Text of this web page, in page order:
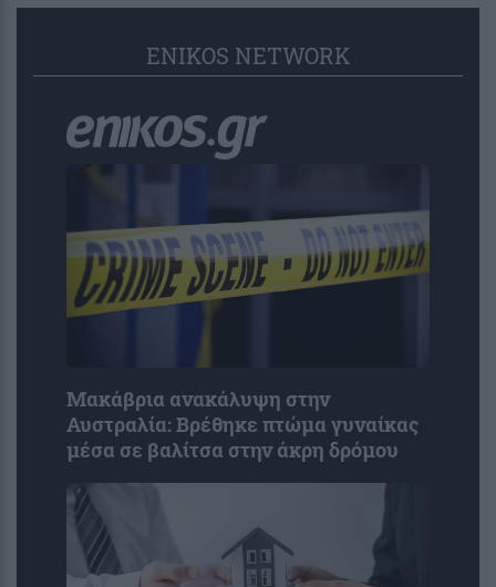
ENIKOS NETWORK
Μακάβρια ανακάλυψη στην
Αυστραλία: Βρέθηκε πτώμα γυναίκας
μέσα σε βαλίτσα στην άκρη δρόμου